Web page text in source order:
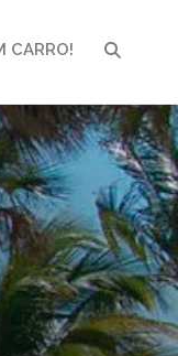
CARRO!